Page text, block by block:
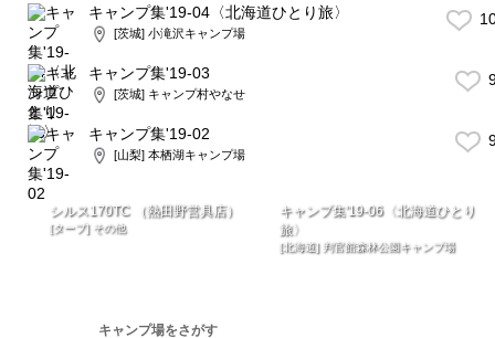
キャンプ集'19-04〈北海道ひとり旅〉
[茨城] 小滝沢キャンプ場
キャンプ集'19-03
[茨城] キャンプ村やなせ
キャンプ集'19-02
[山梨] 本栖湖キャンプ場
シルス170TC （熱田野営具店）
[タープ] その他
キャンプ集'19-06〈北海道ひとり
旅〉
[北海道] 判官館森林公園キャンプ場
キャンプ場をさがす